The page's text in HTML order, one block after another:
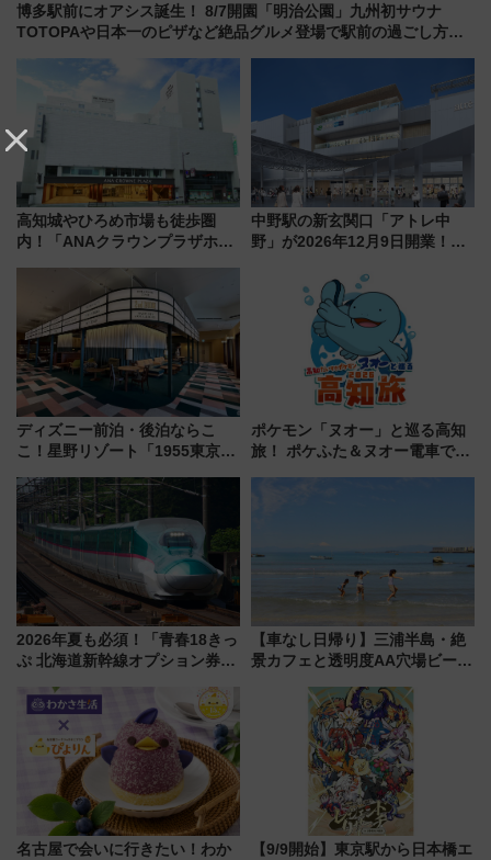
博多駅前にオアシス誕生！ 8/7開園「明治公園」九州初サウナ
TOTOPAや日本一のピザなど絶品グルメ登場で駅前の過ごし方は
高知城やひろめ市場も徒歩圏
内！「ANAクラウンプラザホテ
中野駅の新玄関口「アトレ中
野」が2026年12月9日開業！新
注目スポット
ディズニー前泊・後泊ならこ
こ！星野リゾート「1955東京ベ
つの理由 無料バス＆24時間サー
ビスで混雑回避
ポケモン「ヌオー」と巡る高知
旅！ ポケふた＆ヌオー電車で楽
路の絶景と絶品グルメを満喫！
2026年夏も必須！「青春18きっ
ぷ 北海道新幹線オプション券」
の罠
【車なし日帰り】三浦半島・絶
景カフェと透明度AA穴場ビーチ
用してストレスフリー旅へ行こ
名古屋で会いに行きたい！わか
【9/9開始】東京駅から日本橋エ